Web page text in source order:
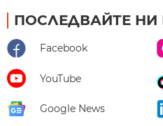
ПОСЛЕДВАЙТЕ НИ
Facebook
YouTube
Google News